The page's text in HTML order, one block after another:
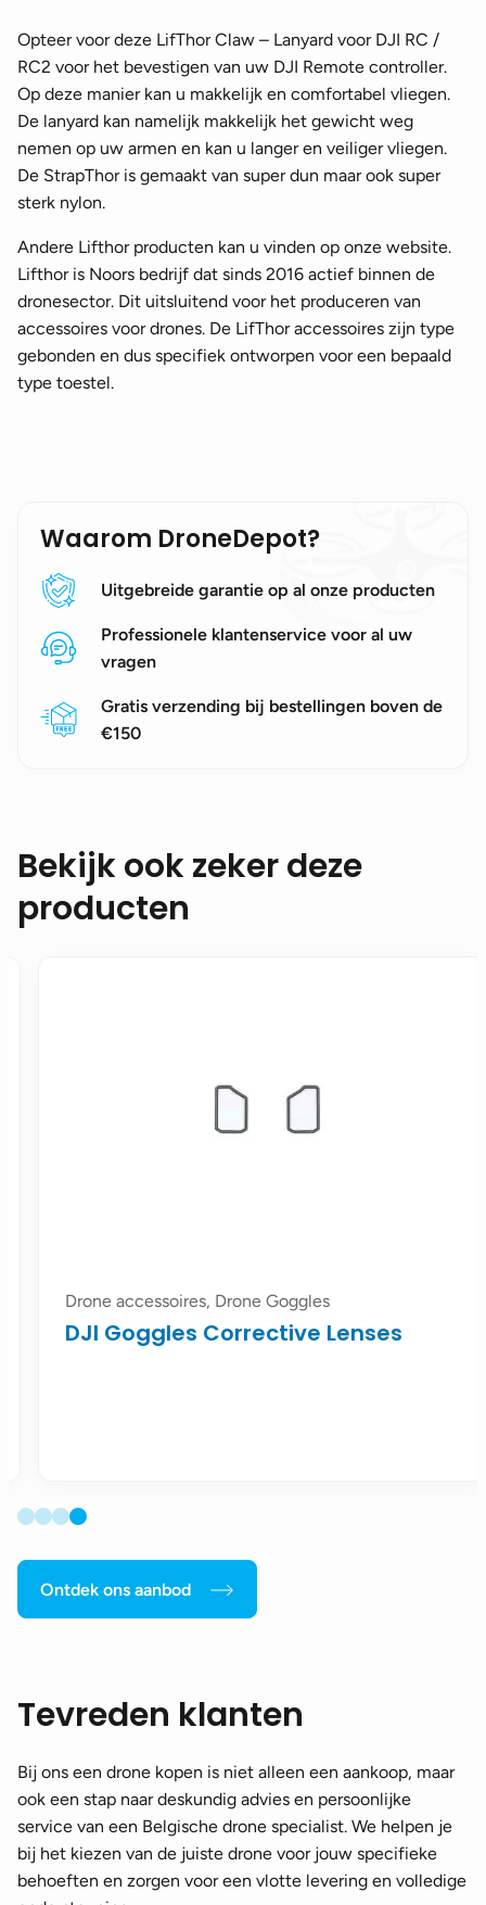
Opteer voor deze LifThor Claw – Lanyard voor DJI RC /
RC2 voor het bevestigen van uw DJI Remote controller.
Op deze manier kan u makkelijk en comfortabel vliegen.
De lanyard kan namelijk makkelijk het gewicht weg
nemen op uw armen en kan u langer en veiliger vliegen.
De StrapThor is gemaakt van super dun maar ook super
sterk nylon.
Andere Lifthor producten kan u vinden op onze website.
Lifthor is Noors bedrijf dat sinds 2016 actief binnen de
dronesector. Dit uitsluitend voor het produceren van
accessoires voor drones. De LifThor accessoires zijn type
gebonden en dus specifiek ontworpen voor een bepaald
type toestel.
Waarom DroneDepot?
Uitgebreide garantie op al onze producten
Professionele klantenservice voor al uw
vragen
Gratis verzending bij bestellingen boven de
€150
Bekijk ook zeker deze
producten
Drone accessoires, Drone Goggles
DJI Goggles Corrective Lenses
Ontdek ons aanbod
Tevreden klanten
Bij ons een drone kopen is niet alleen een aankoop, maar
ook een stap naar deskundig advies en persoonlijke
service van een Belgische drone specialist. We helpen je
bij het kiezen van de juiste drone voor jouw specifieke
behoeften en zorgen voor een vlotte levering en volledige